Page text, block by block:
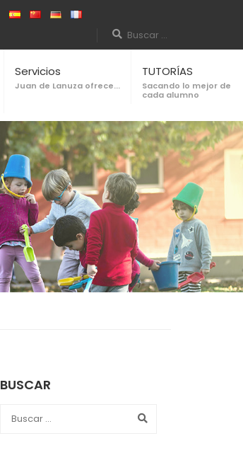
Servicios
Juan de Lanuza ofrece...
TUTORÍAS
Sacando lo mejor de
cada alumno
BUSCAR